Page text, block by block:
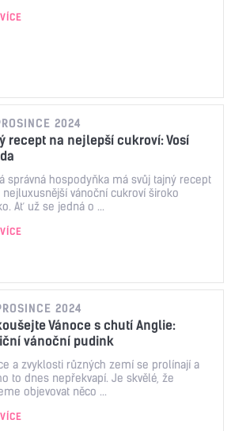
2024
recept na nejlepší cukroví: Vosí
správná hospodyňka má svůj tajný recept
nejluxusnější vánoční cukroví široko
Ať už se jedná o ...
2024
Vánoce s chutí Anglie:
vánoční pudink
a zvyklosti různých zemí se prolínají a
to dnes nepřekvapí. Je skvělé, že
objevovat něco ...